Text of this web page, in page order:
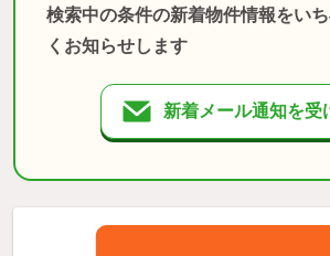
検索中の条件の新着物件情報をい
くお知らせします
新着メール通知を受